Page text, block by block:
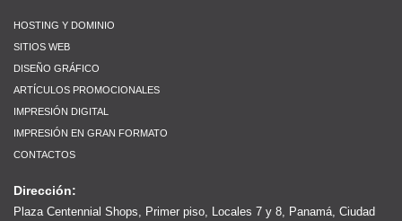
HOSTING Y DOMINIO
SITIOS WEB
DISEÑO GRÁFICO
ARTÍCULOS PROMOCIONALES
IMPRESIÓN DIGITAL
IMPRESIÓN EN GRAN FORMATO
CONTACTOS
Dirección:
Plaza Centennial Shops, Primer piso, Locales 7 y 8, Panamá, Ciudad